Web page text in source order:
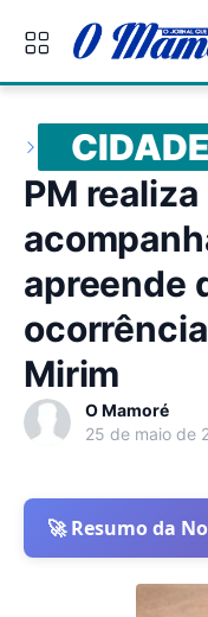
CIDADE
PM realiza
apreende
Mirim
O Mamoré
25 de maio de
🚀 Resumo da